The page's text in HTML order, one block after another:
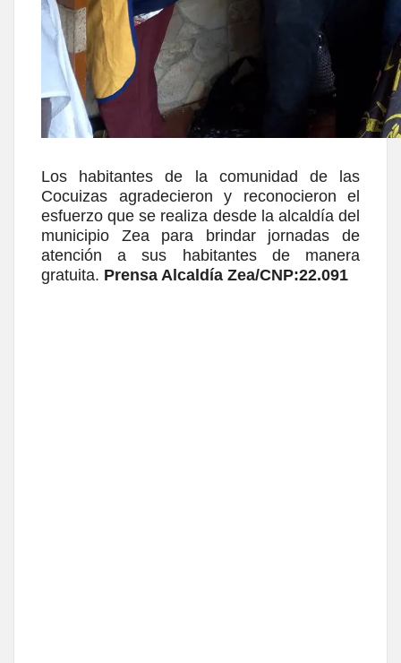
Los habitantes de la comunidad de las
Cocuizas agradecieron y reconocieron el
esfuerzo que se realiza desde la alcaldía del
municipio Zea para brindar jornadas de
atención a sus habitantes de manera
gratuita. Prensa Alcaldía Zea/CNP:22.091